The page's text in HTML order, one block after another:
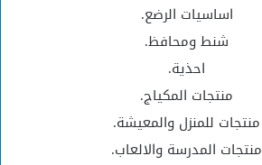
اساسيات الرضع.
شنط ومحافظ.
احذية.
منتجات المكياج.
منتجات للمنزل والمعيشة.
منتجات المدرسة والالعاب.